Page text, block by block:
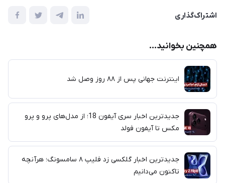
اشتراک‌گذاری
همچنین بخوانید...
اینترنت جهانی پس از ۸۸ روز وصل شد
جدیدترین اخبار سری آیفون 18؛ از مدل‌های پرو و پرو
مکس تا آیفون فولد
جدیدترین اخبار گلکسی زد فلیپ ۸ سامسونگ؛ هرآنچه
تاکنون می‌دانیم